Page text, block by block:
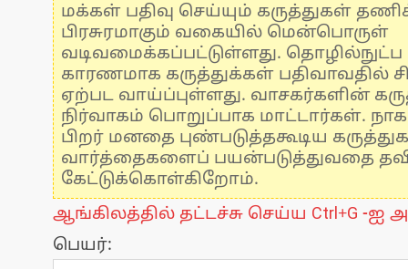
மக்கள் பதிவு செய்யும் கருத்துகள்
பிரசுரமாகும் வகையில் மென்பொருள்
வடிவமைக்கப்பட்டுள்ளது.
காரணமாக கருத்துக்கள் பதிவாவதில்
ஏற்பட வாய்ப்புள்ளது. வாசகர்களின்
நிர்வாகம் பொறுப்பாக மாட்டார்கள்.
பிறர் மனதை புண்படுத்தகூடிய
வார்த்தைகளைப் பயன்படுத்துவதை
கேட்டுக்கொள்கிறோம்.
ஆங்கிலத்தில் தட்டச்சு செய்ய Ctrl+G -ஐ
பெயர்: